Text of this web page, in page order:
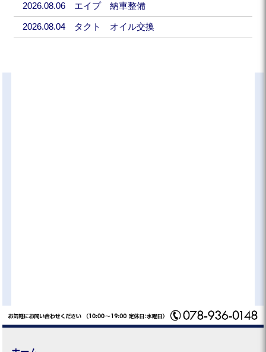
2026.08.06 エイプ 納車整備
2026.08.04 タクト オイル交換